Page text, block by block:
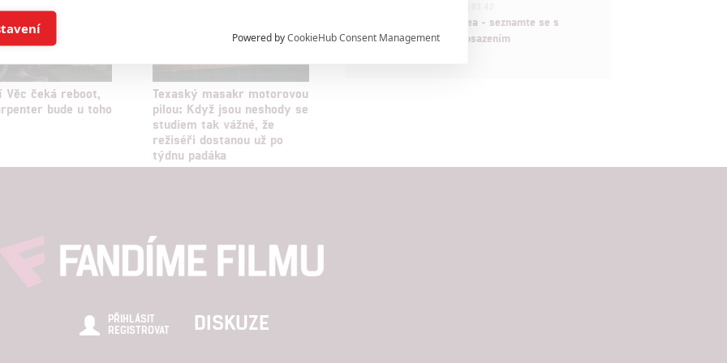
Věc čeká reboot,
bude u toho
Texaský masakr motorovou
pilou: Když jsou neshody se
studiem tak vážné, že
režiséři dostanou už po
týdnu padáka
Velké preview: Odyssea - seznamte se s
maximálně nabitým obsazením
PŘIHLÁSIT
REGISTROVAT
DISKUZE
a/nebo přístup k informacím v zařízení

založená na omezených údajích a měření reklamy
obsah, měření obsahu, průzkum publika a vývoj
Powered byCookieHub Consent Management